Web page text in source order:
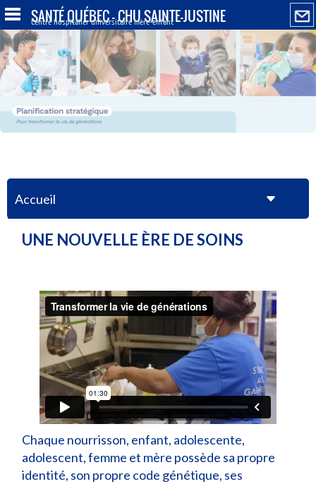
SANTÉ QUÉBEC - CHU SAINTE-JUSTINE
Centre hospitalier universitaire mère-enfant
Accueil
UNE NOUVELLE ÈRE DE SOINS
Chaque nourrisson, enfant, adolescente,
adolescent, femme et mère possède sa propre
identité, son propre code génétique, ses